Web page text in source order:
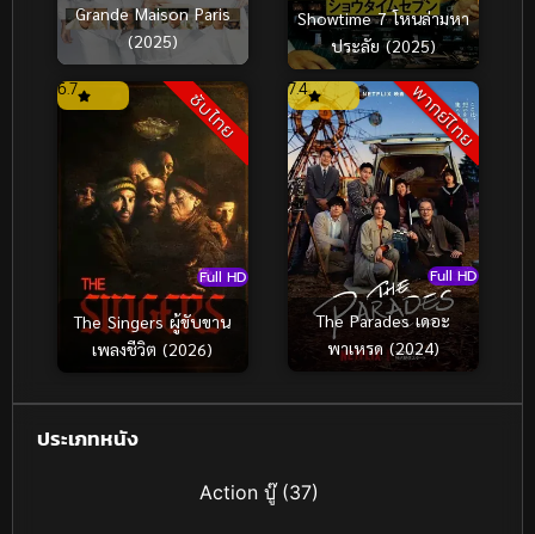
Grande Maison Paris
(2025)
Showtime 7 โหนล่ามหา
ประลัย (2025)
ซับไทย
Full HD
6.7
The Singers ผู้ขับขาน
เพลงชีวิต (2026)
พากย์ไทย
Full HD
7.4
The Parades เดอะ
พาเหรด (2024)
ประเภทหนัง
Action บู๊(37)